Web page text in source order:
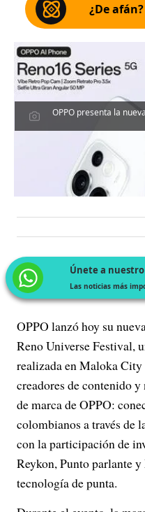
¿De afán?
OPPO presenta la
Únete a
Las noticias más
OPPO lanzó hoy su
Reno Universe Festival,
realizada en Maloka
creadores de contenido
de marca de OPPO:
colombianos a través de
con la participación de
Reykon, Punto parlante
tecnología de punta.